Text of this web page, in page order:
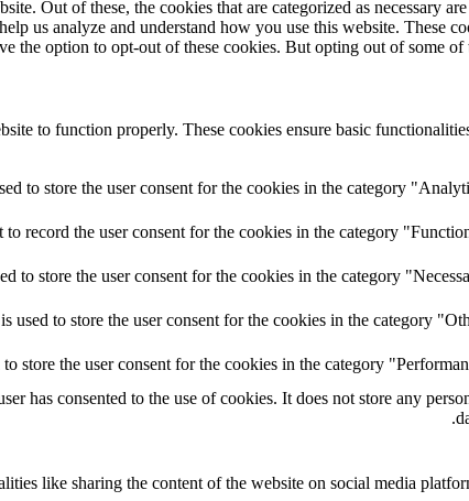
Out of these, the cookies that are categorized as necessary
us analyze and understand how you use this website. These
the option to opt-out of these cookies. But opting out of some
to function properly. These cookies ensure basic
to store the user consent for the cookies in the category
record the user consent for the cookies in the category
store the user consent for the cookies in the category
to store the user consent for the cookies in the category
the user consent for the cookies in the category
has consented to the use of cookies. It does not store any
like sharing the content of the website on social media